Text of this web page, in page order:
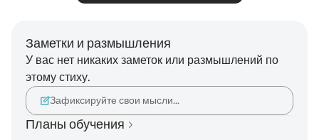
Заметки и размышления
У вас нет никаких заметок или размышлений по
этому стиху.
Зафиксируйте свои мысли…
Планы обучения